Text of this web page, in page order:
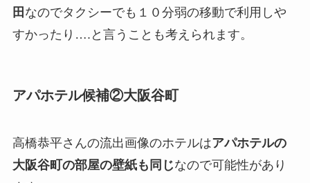
田 なのでタクシーでも１０分弱の移動で利用しや
すかったり….と言うことも考えられます。
アパホテル候補②大阪谷町
高橋恭平さんの流出画像のホテルはアパホテルの
大阪谷町の部屋の壁紙も同じなので可能性があり